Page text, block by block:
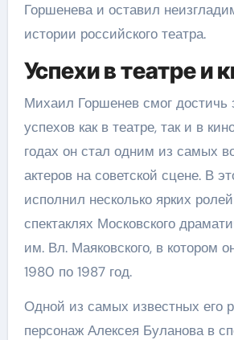
Горшенева и оставил
истории российского театра.
Успехи в театре и
Михаил Горшенев смог достичь
успехов как в театре, так и в
годах он стал одним из самых
актеров на советской сцене. В
исполнил несколько ярких
спектаклях Московского
им. Вл. Маяковского, в котором
1980 по 1987 год.
Одной из самых известных его
персонаж Алексея Буланова в